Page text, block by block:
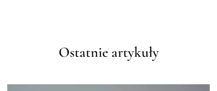
Ostatnie artykuły